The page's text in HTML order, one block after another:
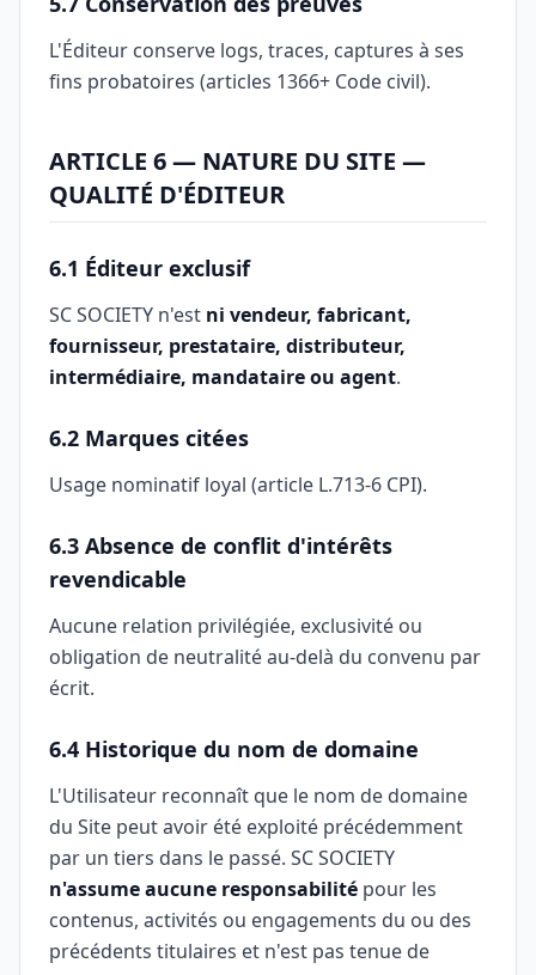
L'Éditeur conserve logs, traces, captures à ses
fins probatoires (articles 1366+ Code civil).
ARTICLE 6 — NATURE DU SITE —
QUALITÉ D'ÉDITEUR
6.1 Éditeur exclusif
SC SOCIETY n'est ni vendeur, fabricant,
fournisseur, prestataire, distributeur,
intermédiaire, mandataire ou agent.
6.2 Marques citées
Usage nominatif loyal (article L.713-6 CPI).
6.3 Absence de conflit d'intérêts
revendicable
Aucune relation privilégiée, exclusivité ou
obligation de neutralité au-delà du convenu par
écrit.
6.4 Historique du nom de domaine
L'Utilisateur reconnaît que le nom de domaine
du Site peut avoir été exploité précédemment
par un tiers dans le passé. SC SOCIETY
n'assume aucune responsabilité pour les
contenus, activités ou engagements du ou des
précédents titulaires et n'est pas tenue de